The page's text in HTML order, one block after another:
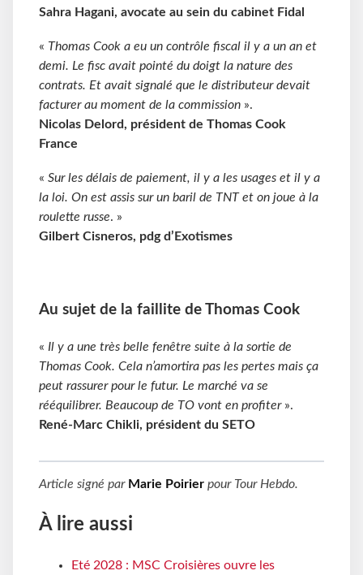
Sahra Hagani, avocate au sein du cabinet Fidal
« Thomas Cook a eu un contrôle fiscal il y a un an et
demi. Le fisc avait pointé du doigt la nature des
contrats. Et avait signalé que le distributeur devait
facturer au moment de la commission ».
Nicolas Delord, président de Thomas Cook
France
« Sur les délais de paiement, il y a les usages et il y a
la loi. On est assis sur un baril de TNT et on joue à la
roulette russe. »
Gilbert Cisneros, pdg d’Exotismes
Au sujet de la faillite de Thomas Cook
« Il y a une très belle fenêtre suite à la sortie de
Thomas Cook. Cela n’amortira pas les pertes mais ça
peut rassurer pour le futur. Le marché va se
rééquilibrer. Beaucoup de TO vont en profiter».
René-Marc Chikli, président du SETO
Article signé par Marie Poirier pour Tour Hebdo.
À lire aussi
Eté 2028 : MSC Croisières ouvre les